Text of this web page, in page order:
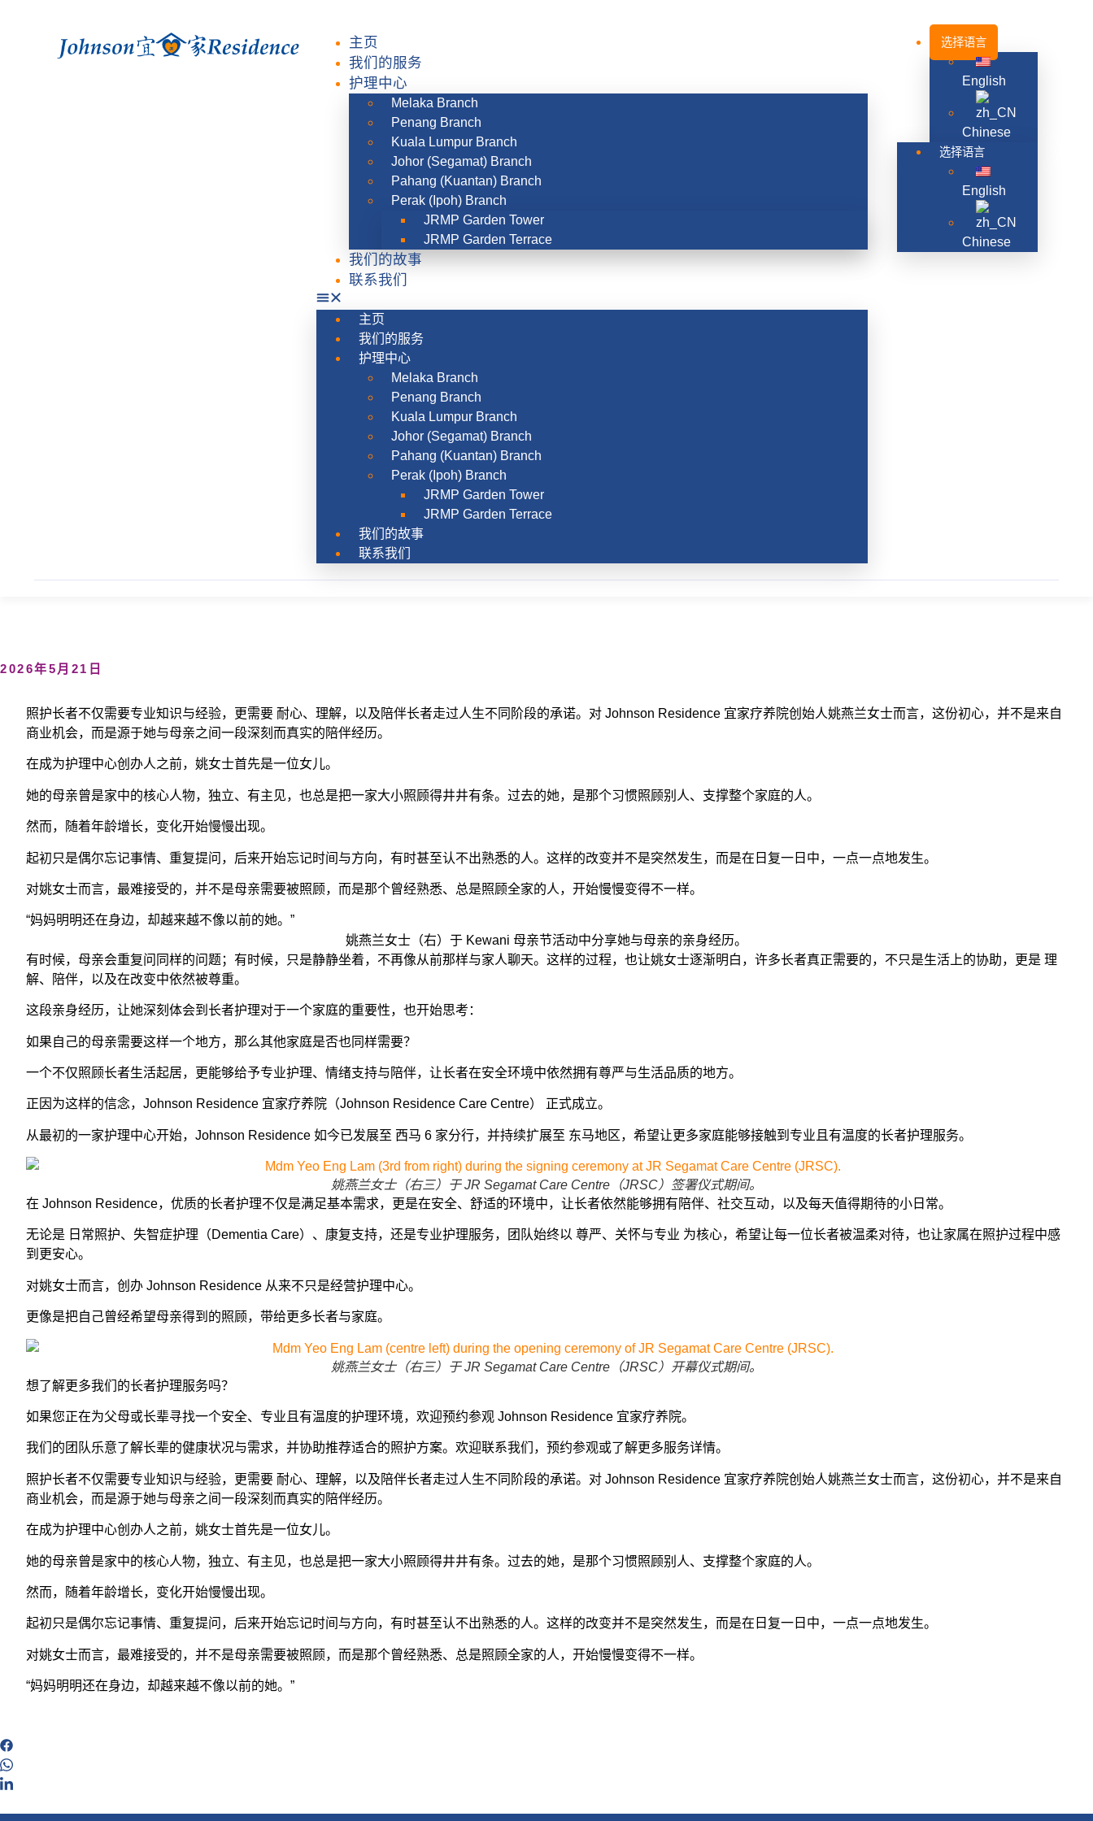
主页
我们的服务
护理中心
Melaka Branch
Penang Branch
Kuala Lumpur Branch
Johor (Segamat) Branch
Pahang (Kuantan) Branch
Perak (Ipoh) Branch
JRMP Garden Tower
JRMP Garden Terrace
我们的故事
联系我们
主页
我们的服务
护理中心
Melaka Branch
Penang Branch
Kuala Lumpur Branch
Johor (Segamat) Branch
Pahang (Kuantan) Branch
Perak (Ipoh) Branch
JRMP Garden Tower
JRMP Garden Terrace
我们的故事
联系我们
选择语言
English
Chinese
选择语言
English
Chinese
2026年5月21日
照护长者不仅需要专业知识与经验，更需要 耐心、理解，以及陪伴长者走过人生不同阶段的承诺。对 Johnson Residence 宜家疗养院创始人姚燕兰女士而言，这份初心，并不是来自
商业机会，而是源于她与母亲之间一段深刻而真实的陪伴经历。
在成为护理中心创办人之前，姚女士首先是一位女儿。
她的母亲曾是家中的核心人物，独立、有主见，也总是把一家大小照顾得井井有条。过去的她，是那个习惯照顾别人、支撑整个家庭的人。
然而，随着年龄增长，变化开始慢慢出现。
起初只是偶尔忘记事情、重复提问，后来开始忘记时间与方向，有时甚至认不出熟悉的人。这样的改变并不是突然发生，而是在日复一日中，一点一点地发生。
对姚女士而言，最难接受的，并不是母亲需要被照顾，而是那个曾经熟悉、总是照顾全家的人，开始慢慢变得不一样。
“妈妈明明还在身边，却越来越不像以前的她。”
姚燕兰女士（右）于 Kewani 母亲节活动中分享她与母亲的亲身经历。
有时候，母亲会重复问同样的问题；有时候，只是静静坐着，不再像从前那样与家人聊天。这样的过程，也让姚女士逐渐明白，许多长者真正需要的，不只是生活上的协助，更是 理
解、陪伴，以及在改变中依然被尊重。
这段亲身经历，让她深刻体会到长者护理对于一个家庭的重要性，也开始思考：
如果自己的母亲需要这样一个地方，那么其他家庭是否也同样需要？
一个不仅照顾长者生活起居，更能够给予专业护理、情绪支持与陪伴，让长者在安全环境中依然拥有尊严与生活品质的地方。
正因为这样的信念，Johnson Residence 宜家疗养院（Johnson Residence Care Centre） 正式成立。
从最初的一家护理中心开始，Johnson Residence 如今已发展至 西马 6 家分行，并持续扩展至 东马地区，希望让更多家庭能够接触到专业且有温度的长者护理服务。
姚燕兰女士（右三）于 JR Segamat Care Centre（JRSC）签署仪式期间。
在 Johnson Residence，优质的长者护理不仅是满足基本需求，更是在安全、舒适的环境中，让长者依然能够拥有陪伴、社交互动，以及每天值得期待的小日常。
无论是 日常照护、失智症护理（Dementia Care）、康复支持，还是专业护理服务，团队始终以 尊严、关怀与专业 为核心，希望让每一位长者被温柔对待，也让家属在照护过程中感
到更安心。
对姚女士而言，创办 Johnson Residence 从来不只是经营护理中心。
更像是把自己曾经希望母亲得到的照顾，带给更多长者与家庭。
姚燕兰女士（右三）于 JR Segamat Care Centre（JRSC）开幕仪式期间。
想了解更多我们的长者护理服务吗？
如果您正在为父母或长辈寻找一个安全、专业且有温度的护理环境，欢迎预约参观 Johnson Residence 宜家疗养院。
我们的团队乐意了解长辈的健康状况与需求，并协助推荐适合的照护方案。欢迎联系我们，预约参观或了解更多服务详情。
照护长者不仅需要专业知识与经验，更需要 耐心、理解，以及陪伴长者走过人生不同阶段的承诺。对 Johnson Residence 宜家疗养院创始人姚燕兰女士而言，这份初心，并不是来自
商业机会，而是源于她与母亲之间一段深刻而真实的陪伴经历。
在成为护理中心创办人之前，姚女士首先是一位女儿。
她的母亲曾是家中的核心人物，独立、有主见，也总是把一家大小照顾得井井有条。过去的她，是那个习惯照顾别人、支撑整个家庭的人。
然而，随着年龄增长，变化开始慢慢出现。
起初只是偶尔忘记事情、重复提问，后来开始忘记时间与方向，有时甚至认不出熟悉的人。这样的改变并不是突然发生，而是在日复一日中，一点一点地发生。
对姚女士而言，最难接受的，并不是母亲需要被照顾，而是那个曾经熟悉、总是照顾全家的人，开始慢慢变得不一样。
“妈妈明明还在身边，却越来越不像以前的她。”